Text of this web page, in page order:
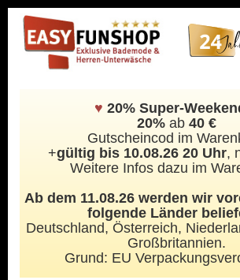
♥ 20% Super-
20%ab 40 €
Gutscheincod im
+gültig bis 10.08.26 20 Uhr,
Weitere Infos dazu im
Ab dem 11.08.26 werden wir
folgende Länder
Deutschland, Österreich,
Großbritannien.
Grund: EU